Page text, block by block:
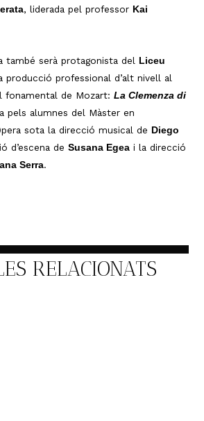
, liderada pel professor Kai
també serà protagonista del Liceu
producció professional d’alt nivell al
fonamental de Mozart: La Clemenza di
pels alumnes del Màster en
sota la direcció musical de Diego
d’escena de Susana Egeai la direcció
Serra.
RELACIONATS